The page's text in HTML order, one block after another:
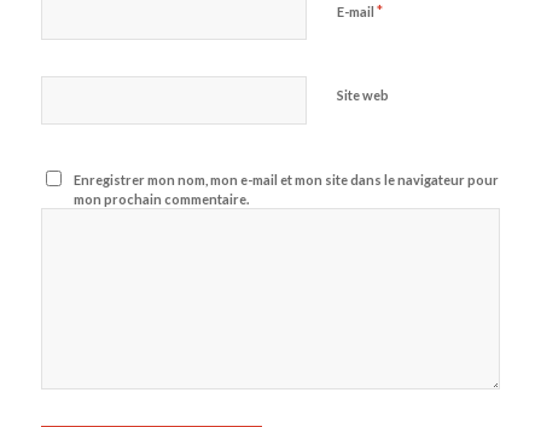
E-mail *
Site web
Enregistrer mon nom, mon e-mail et mon site dans le navigateur pour
mon prochain commentaire.